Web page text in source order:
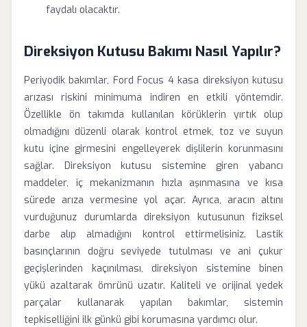
faydalı olacaktır.
Direksiyon Kutusu Bakımı Nasıl Yapılır?
Periyodik bakımlar, Ford Focus 4 kasa direksiyon kutusu
arızası riskini minimuma indiren en etkili yöntemdir.
Özellikle ön takımda kullanılan körüklerin yırtık olup
olmadığını düzenli olarak kontrol etmek, toz ve suyun
kutu içine girmesini engelleyerek dişlilerin korunmasını
sağlar. Direksiyon kutusu sistemine giren yabancı
maddeler, iç mekanizmanın hızla aşınmasına ve kısa
sürede arıza vermesine yol açar. Ayrıca, aracın altını
vurduğunuz durumlarda direksiyon kutusunun fiziksel
darbe alıp almadığını kontrol ettirmelisiniz. Lastik
basınçlarının doğru seviyede tutulması ve ani çukur
geçişlerinden kaçınılması, direksiyon sistemine binen
yükü azaltarak ömrünü uzatır. Kaliteli ve orijinal yedek
parçalar kullanarak yapılan bakımlar, sistemin
tepkiselliğini ilk günkü gibi korumasına yardımcı olur.